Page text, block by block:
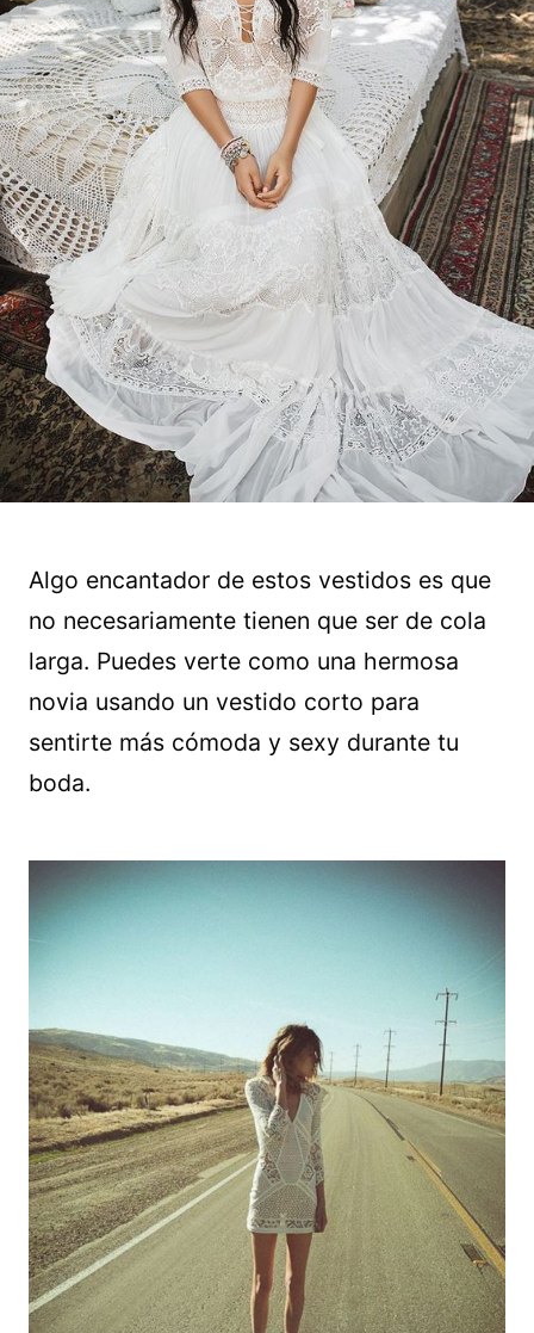
Algo encantador de estos vestidos es que
no necesariamente tienen que ser de cola
larga. Puedes verte como una hermosa
novia usando un vestido corto para
sentirte más cómoda y sexy durante tu
boda.